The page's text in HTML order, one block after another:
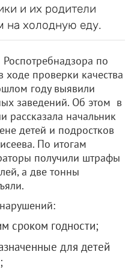
и их родители
на холодную еду.
по
ходе проверки качества
году выявили
заведений. Об этом в
рассказала начальник
детей и подростков
По итогам
получили штрафы
а две тонны
сроком годности;
для детей